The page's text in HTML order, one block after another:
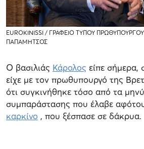
EUROKINISSI / ΓΡΑΦΕΙΟ ΤΥΠΟΥ
ΠΑΠΑΜΗΤΣΟΣ
Ο βασιλιάς Κάρολος είπε σήμερα,
είχε με τον πρωθυπουργό της
ότι συγκινήθηκε τόσο από τα
συμπαράστασης που έλαβε
καρκίνο , που ξέσπασε σε δάκρυα.